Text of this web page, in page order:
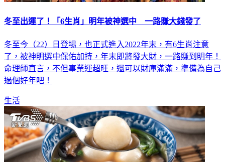
冬至出運了！「6生肖」明年被神選中 一路賺大錢發了
冬至今（22）日登場，也正式進入2022年末，有6生肖注意
了，被神明選中保佑加持，年末即將發大財，一路賺到明年！
命理師直言，不但事業運超旺，還可以財庫滿滿，準備為自己
過個好年吧！
生活